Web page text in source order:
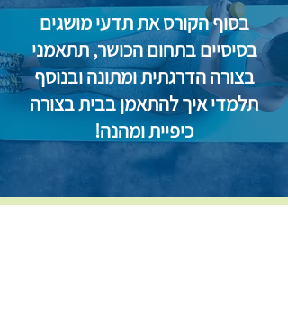
בסוף הקורס את תדעי מושגים
בסיסיים בתחום הכושר, תתאמני
בצורה הדרגתית ומתונה ובנוסף
תלמדי איך להתאמן בבית בצורה
כיפיית ומהנה!